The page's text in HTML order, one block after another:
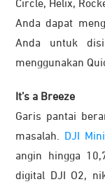
Circle, Helix,
Anda dapat
Anda untuk
menggunakan
It’s a Breeze
Garis pantai
masalah.
DJI
angin hingga
digital DJI O2,